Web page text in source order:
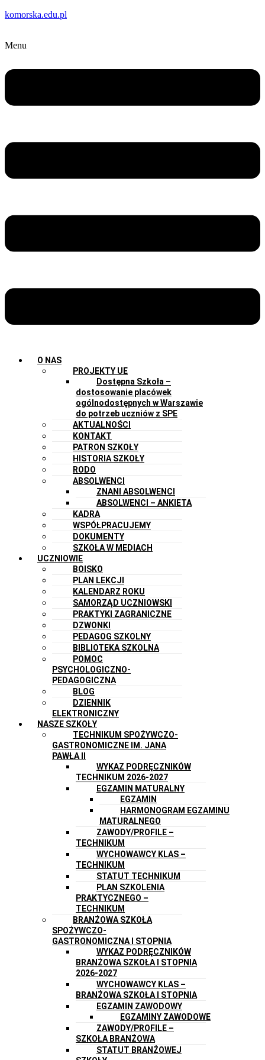
komorska.edu.pl
Menu
O NAS
PROJEKTY UE
Dostępna Szkoła –
dostosowanie placówek
ogólnodostępnych w Warszawie
do potrzeb uczniów z SPE
AKTUALNOŚCI
KONTAKT
PATRON SZKOŁY
HISTORIA SZKOŁY
RODO
ABSOLWENCI
ZNANI ABSOLWENCI
ABSOLWENCI – ANKIETA
KADRA
WSPÓŁPRACUJEMY
DOKUMENTY
SZKOŁA W MEDIACH
UCZNIOWIE
BOISKO
PLAN LEKCJI
KALENDARZ ROKU
SAMORZĄD UCZNIOWSKI
PRAKTYKI ZAGRANICZNE
DZWONKI
PEDAGOG SZKOLNY
BIBLIOTEKA SZKOLNA
POMOC
PSYCHOLOGICZNO-
PEDAGOGICZNA
BLOG
DZIENNIK
ELEKTRONICZNY
NASZE SZKOŁY
TECHNIKUM SPOŻYWCZO-
GASTRONOMICZNE IM. JANA
PAWŁA II
WYKAZ PODRĘCZNIKÓW
TECHNIKUM 2026-2027
EGZAMIN MATURALNY
EGZAMIN
HARMONOGRAM EGZAMINU
MATURALNEGO
ZAWODY/PROFILE –
TECHNIKUM
WYCHOWAWCY KLAS –
TECHNIKUM
STATUT TECHNIKUM
PLAN SZKOLENIA
PRAKTYCZNEGO –
TECHNIKUM
BRANŻOWA SZKOŁA
SPOŻYWCZO-
GASTRONOMICZNA I STOPNIA
WYKAZ PODRĘCZNIKÓW
BRANŻOWA SZKOŁA I STOPNIA
2026-2027
WYCHOWAWCY KLAS –
BRANŻOWA SZKOŁA I STOPNIA
EGZAMIN ZAWODOWY
EGZAMINY ZAWODOWE
ZAWODY/PROFILE –
SZKOŁA BRANŻOWA
STATUT BRANŻOWEJ